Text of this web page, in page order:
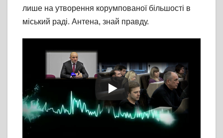
лише на утворення корумпованої більшості в
міський раді. Антена, знай правду.